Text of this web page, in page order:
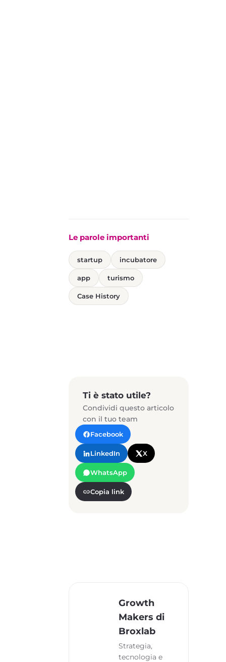
Le parole importanti
startup incubatore
app turismo
Case History
Ti è stato utile?
Condividi questo articolo
con il tuo team
Facebook
LinkedIn X
WhatsApp
Copia link
Growth
Makers di
Broxlab
Strategia,
tecnologia e